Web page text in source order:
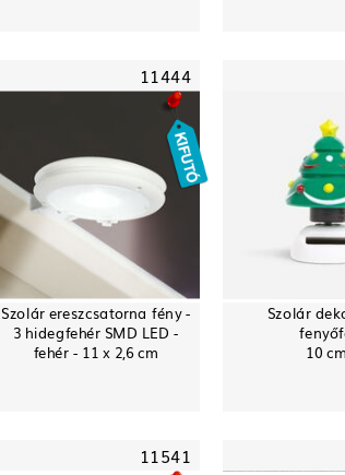
11444
Szolár ereszcsatorna fény -
3 hidegfehér SMD LED -
fehér - 11 x 2,6 cm
Szolár
10 cm
11541